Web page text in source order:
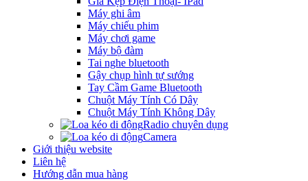
Máy ghi âm
Máy chiếu phim
Máy chơi game
Máy bộ đàm
Tai nghe bluetooth
Gậy chụp hình tự sướng
Tay Cầm Game Bluetooth
Chuột Máy Tính Có Dây
Chuột Máy Tính Không Dây
Radio chuyên dụng
Camera
Giới thiệu website
Liên hệ
Hướng dẫn mua hàng